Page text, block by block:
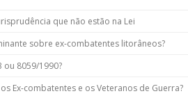
que não estão na Lei
sobre ex-combatentes litorâneos?
ou 8059/1990?
Ex-combatentes e os Veteranos de Guerra?